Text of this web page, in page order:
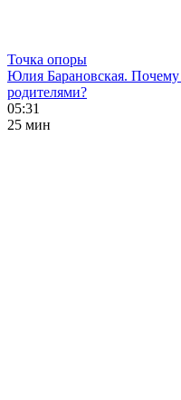
Точка опоры
Юлия Барановская.
родителями?
05:31
25 мин